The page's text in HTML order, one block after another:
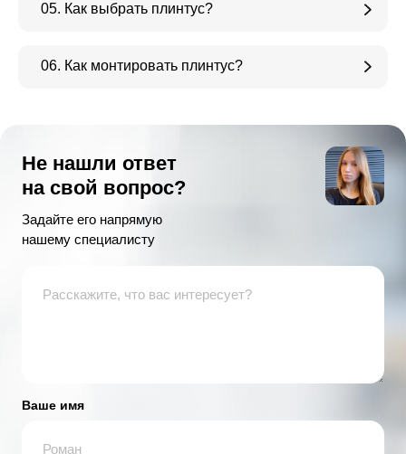
05. Как выбрать плинтус?
06. Как монтировать плинтус?
Не нашли ответ
на свой вопрос?
Задайте его напрямую
нашему специалисту
Ваше имя